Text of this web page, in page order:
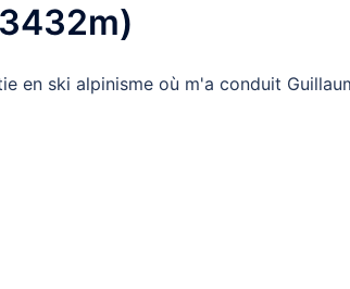
en ski alpinisme où m'a conduit